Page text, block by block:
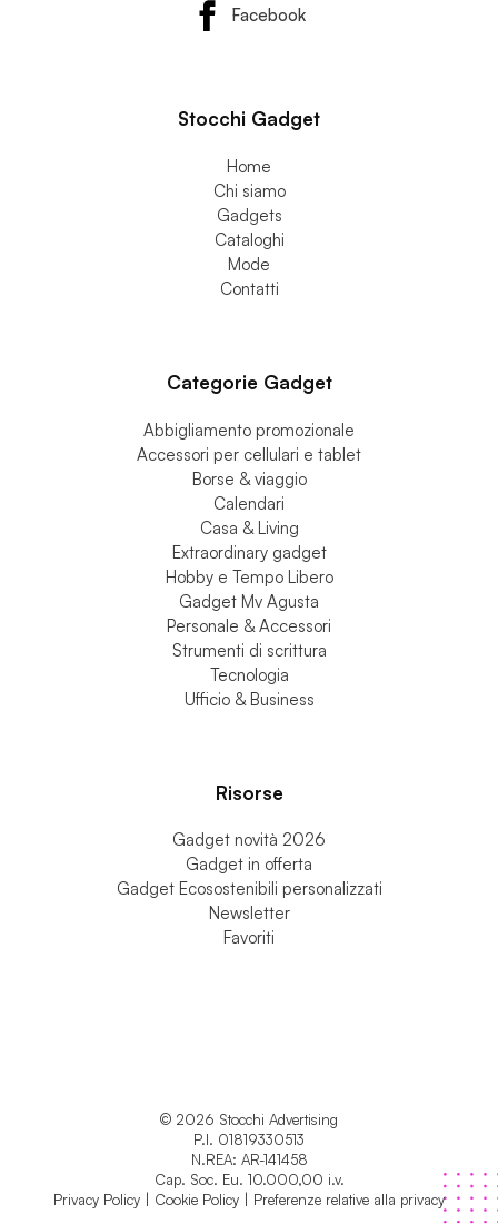
Facebook
Stocchi Gadget
Home
Chi siamo
Gadgets
Cataloghi
Mode
Contatti
Categorie Gadget
Abbigliamento promozionale
Accessori per cellulari e tablet
Borse & viaggio
Calendari
Casa & Living
Extraordinary gadget
Hobby e Tempo Libero
Gadget Mv Agusta
Personale & Accessori
Strumenti di scrittura
Tecnologia
Ufficio & Business
Risorse
Gadget novità 2026
Gadget in offerta
Gadget Ecosostenibili personalizzati
Newsletter
Favoriti
© 2026 Stocchi Advertising
P.I. 01819330513
N.REA: AR-141458
Cap. Soc. Eu. 10.000,00 i.v.
Privacy Policy
Cookie Policy Preferenze relative alla privacy